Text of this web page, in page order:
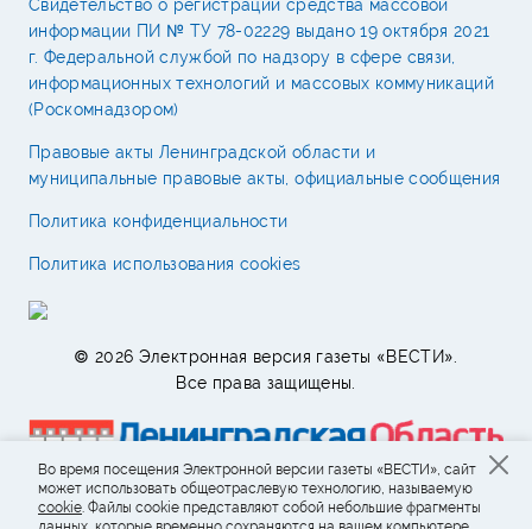
Свидетельство о регистрации средства массовой
информации ПИ № ТУ 78-02229 выдано 19 октября 2021
г. Федеральной службой по надзору в сфере связи,
информационных технологий и массовых коммуникаций
(Роскомнадзором)
Правовые акты Ленинградской области и
муниципальные правовые акты, официальные сообщения
Политика конфиденциальности
Политика использования cookies
© 2026 Электронная версия газеты «ВЕСТИ».
Все права защищены.
Во время посещения Электронной версии газеты «ВЕСТИ», сайт
может использовать общеотраслевую технологию, называемую
cookie. Файлы cookie представляют собой небольшие фрагменты